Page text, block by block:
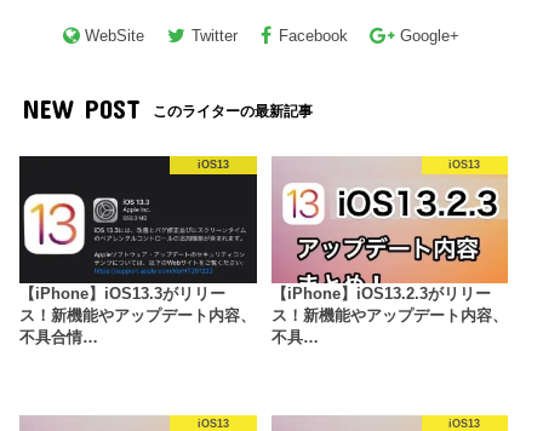
WebSite Twitter Facebook Google+
NEW POST このライターの最新記事
iOS13
【iPhone】iOS13.3がリリー
ス！新機能やアップデート内容、
不具合情…
iOS13
【iPhone】iOS13.2.3がリリー
ス！新機能やアップデート内容、
不具…
iOS13 iOS13